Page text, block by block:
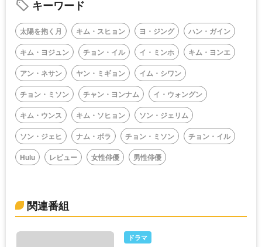
キーワード
太陽を抱く月 キム・スヒョン ヨ・ジング
ハン・ガイン
キム・ヨジュン
チョン・イル イ・ミンホ
キム・ヨンエ
アン・ネサン
ヤン・ミギョン
イム・シワン
チョン・ミソン
チャン・ヨンナム
イ・ウォングン
キム・ウンス
キム・ソヒョン
ソン・ジェリム
ソン・ジェヒ
ナム・ボラ チョン・ミソン
チョン・イル
Hulu
レビュー 女性俳優 男性俳優
関連番組
ドラマ